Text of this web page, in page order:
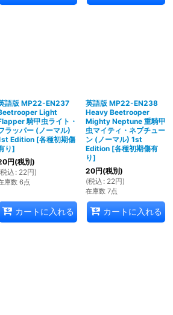
語版 MP22-EN237
Light
騎甲虫ライト・
ラッパー (ノーマル)
Edition [各種初期傷
り]
円(税別)
税込 : 22円)
庫数 6点
カートに入れる
英語版 MP22-EN238
Heavy Beetrooper
Mighty Neptune 重騎甲
虫マイティ・ネプチュー
ン (ノーマル) 1st
Edition [各種初期傷有
り]
20円(税別)
(税込 : 22円)
在庫数 7点
カートに入れる